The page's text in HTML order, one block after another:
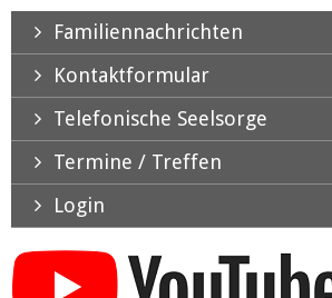
Familiennachrichten
Kontaktformular
Telefonische Seelsorge
Termine / Treffen
Login